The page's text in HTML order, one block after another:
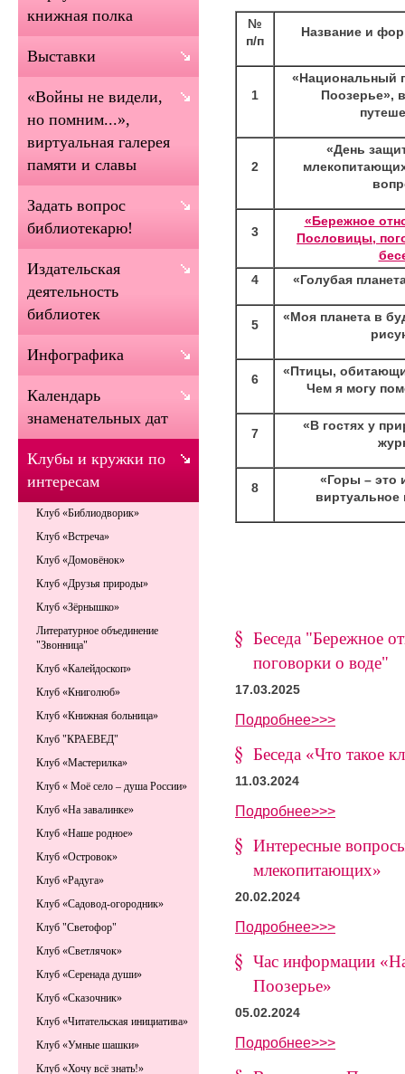
№
п/п
Название и
1
«Национальный
Поозерье»,
2
«День
3
«Бережное
Пословицы,
4
«Голубая
5
«Моя планета в
6
«Птицы,
Чем я могу
7
«В гостях у
8
«Горы – это
виртуальное
Беседа "Бережное
поговорки о воде"
17.03.2025
Подробнее>>>
Беседа «Что такое
11.03.2024
Подробнее>>>
Интересные
млекопитающих»
20.02.2024
Подробнее>>>
Час информации
Поозерье»
05.02.2024
Подробнее>>>
книжная полка
Выставки
«Войны не видели,
но помним...»,
виртуальная галерея
памяти и славы
Задать вопрос
библиотекарю!
Издательская
деятельность
библиотек
Инфографика
Календарь
знаменательных дат
Клубы и кружки по
интересам
Клуб «Библиодворик»
Клуб «Встреча»
Клуб «Домовёнок»
Клуб «Друзья природы»
Клуб «Зёрнышко»
Литературное объединение
"Звонница"
Клуб «Калейдоскоп»
Клуб «Книголюб»
Клуб «Книжная больница»
Клуб "КРАЕВЕД"
Клуб «Мастерилка»
Клуб « Моё село – душа России»
Клуб «На завалинке»
Клуб «Наше родное»
Клуб «Островок»
Клуб «Радуга»
Клуб «Садовод-огородник»
Клуб "Светофор"
Клуб «Светлячок»
Клуб «Серенада души»
Клуб «Сказочник»
Клуб «Читательская инициатива»
Клуб «Умные шашки»
Клуб «Хочу всё знать!»